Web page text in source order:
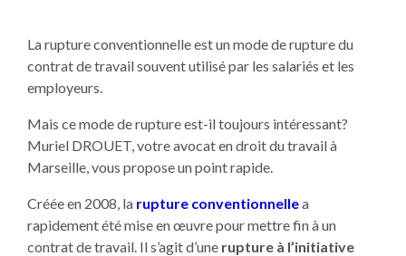
La rupture conventionnelle est un mode de rupture du
contrat de travail souvent utilisé par les salariés et les
employeurs.
Mais ce mode de rupture est-il toujours intéressant?
Muriel DROUET, votre avocat en droit du travail à
Marseille, vous propose un point rapide.
Créée en 2008, la rupture conventionnellea
rapidement été mise en œuvre pour mettre fin à un
contrat de travail. Il s’agit d’une rupture à l’initiative